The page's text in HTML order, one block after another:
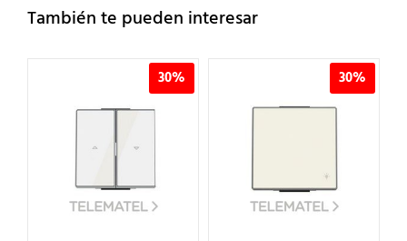
También te pueden interesar
30% 30%